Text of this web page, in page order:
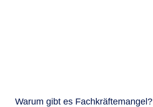
Warum gibt es Fachkräftemangel?